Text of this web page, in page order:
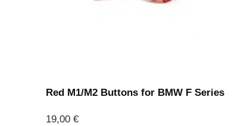
Red M1/M2 Buttons for BMW F Series
19,00€